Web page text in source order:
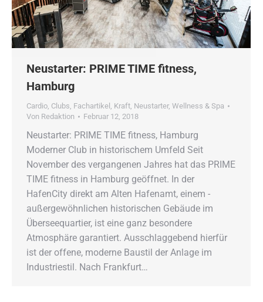
Neustarter: PRIME TIME fitness,
Hamburg
Cardio, Clubs, Fachartikel , Kraft, Neustarter, Wellness & Spa
Von Redaktion Februar 12, 2018
Neustarter: PRIME TIME fitness, Hamburg
Moderner Club in historischem Umfeld Seit
November des vergangenen ­Jahres hat das PRIME
TIME fitness in Hamburg geöffnet. In der
HafenCity direkt am Alten Hafenamt, einem ­
außergewöhnlichen historischen ­Gebäude im
Überseequartier, ist eine ganz besondere
Atmosphäre garantiert. Ausschlaggebend hierfür
ist der offene, moderne Baustil der Anlage im
Industriestil. Nach Frankfurt…